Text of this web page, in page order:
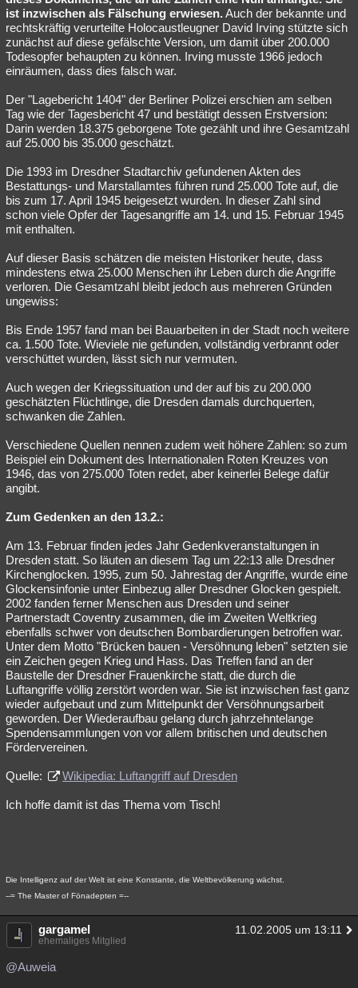
ist inzwischen als Fälschung erwiesen.Auch der bekannte und
rechtskräftig verurteilte Holocaustleugner David Irving stützte sich
zunächst auf diese gefälschte Version, um damit über 200.000
Todesopfer behaupten zu können. Irving musste 1966 jedoch
einräumen, dass dies falsch war.
Der "Lagebericht 1404" der Berliner Polizei erschien am selben
Tag wie der Tagesbericht 47 und bestätigt dessen Erstversion:
Darin werden 18.375 geborgene Tote gezählt und ihre Gesamtzahl
auf 25.000 bis 35.000 geschätzt.
Die 1993 im Dresdner Stadtarchiv gefundenen Akten des
Bestattungs- und Marstallamtes führen rund 25.000 Tote auf, die
bis zum 17. April 1945 beigesetzt wurden. In dieser Zahl sind
schon viele Opfer der Tagesangriffe am 14. und 15. Februar 1945
mit enthalten.
Auf dieser Basis schätzen die meisten Historiker heute, dass
mindestens etwa 25.000 Menschen ihr Leben durch die Angriffe
verloren. Die Gesamtzahl bleibt jedoch aus mehreren Gründen
ungewiss:
Bis Ende 1957 fand man bei Bauarbeiten in der Stadt noch weitere
ca. 1.500 Tote. Wieviele nie gefunden, vollständig verbrannt oder
verschüttet wurden, lässt sich nur vermuten.
Auch wegen der Kriegssituation und der auf bis zu 200.000
geschätzten Flüchtlinge, die Dresden damals durchquerten,
schwanken die Zahlen.
Verschiedene Quellen nennen zudem weit höhere Zahlen: so zum
Beispiel ein Dokument des Internationalen Roten Kreuzes von
1946, das von 275.000 Toten redet, aber keinerlei Belege dafür
angibt.
Zum Gedenken an den 13.2.:
Am 13. Februar finden jedes Jahr Gedenkveranstaltungen in
Dresden statt. So läuten an diesem Tag um 22:13 alle Dresdner
Kirchenglocken. 1995, zum 50. Jahrestag der Angriffe, wurde eine
Glockensinfonie unter Einbezug aller Dresdner Glocken gespielt.
2002 fanden ferner Menschen aus Dresden und seiner
Partnerstadt Coventry zusammen, die im Zweiten Weltkrieg
ebenfalls schwer von deutschen Bombardierungen betroffen war.
Unter dem Motto "Brücken bauen - Versöhnung leben" setzten sie
ein Zeichen gegen Krieg und Hass. Das Treffen fand an der
Baustelle der Dresdner Frauenkirche statt, die durch die
Luftangriffe völlig zerstört worden war. Sie ist inzwischen fast ganz
wieder aufgebaut und zum Mittelpunkt der Versöhnungsarbeit
geworden. Der Wiederaufbau gelang durch jahrzehntelange
Spendensammlungen von vor allem britischen und deutschen
Fördervereinen.
Quelle: Wikipedia: Luftangriff auf Dresden
Ich hoffe damit ist das Thema vom Tisch!
Die Intelligenz auf der Welt ist eine Konstante, die Weltbevölkerung wächst.
--= The Master of Fönadepten =--
gargamel 11.02.2005 um 13:11
ehemaliges Mitglied
@Auweia